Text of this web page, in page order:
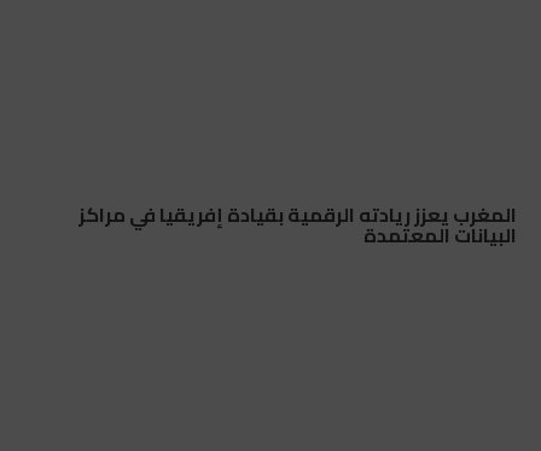
المغرب يعزز ريادته الرقمية بقيادة إفريقيا في مراكز
البيانات المعتمدة